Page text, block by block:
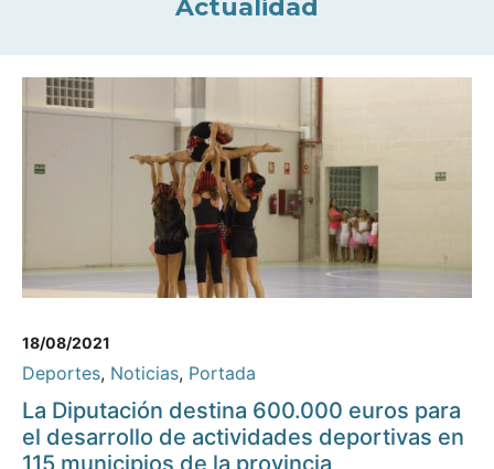
Actualidad
18/08/2021
Deportes, Noticias, Portada
La Diputación destina 600.000 euros para
el desarrollo de actividades deportivas en